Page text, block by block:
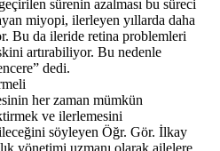
sürenin azalması bu süreci
miyopi, ilerleyen yıllarda daha
Bu da ileride retina problemleri
artırabiliyor. Bu nedenle
dedi.
her zaman mümkün
ve ilerlemesini
söyleyen Öğr. Gör. İlkay